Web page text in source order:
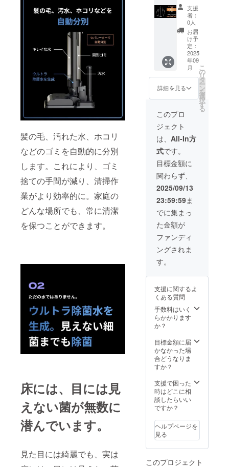
髪の毛、汚れた水、ホコリ
などのゴミを自動的に分別
します。これにより、ゴミ
捨ての手間が減り、清掃作
業がより効率的に。家庭の
どんな場所でも、常に清潔
を保つことができます。
床には、目には見
えない菌が無数に
潜んでいます。
見た目には綺麗でも、実は
書発行
事業者
登録番
号の記
載のあ
るイン
ボイス
が必要
な場合
メッ
セージ
行者に
直接お
問合せ
くださ
燥1個、
隙間ノ
ズル1
個、
2in1ブ
ラシ1
個、お
手入れ
ブラシ1
本、電
源アダ
プター1
格請求
事業者
登録番
号：あ
り （適
格請求
書発行
事業者
登録番
載のあ
るイン
ボイス
が必要
な場合
は、
メッ
行者に
直接お
問合せ
くださ
い）
5in1掃
除機ス
ペシャ
ルセッ
【セッ
ト内
容】 ・
ブラッ
クホー
ル掃除
体） ・
付属品
（5点）
収納充
電スタ
ンド兼
自動乾
燥1個、
隙間ノ
ズル1
個、
2in1ブ
ラシ1
個、お
手入れ
ブラシ1
本、電
源アダ
ペシャ
ルセッ
ト】 ・
掃除機
ユニッ
ト（延
引ヘッ
ド）１
セット
ヘッド
（UV除
菌ラン
プ付
セット
●適格請
求書発
行事業
番号：
ホール
X1掃除
機スペ
シャル
セット
×1／
SOUYI
《34,40
0円もお
得！》
総額：
80,000
円 →
45,600
円
（43%
OFF）
【内
容】 ●
商品名
5in1掃
除機ス
ペシャ
ルセッ
ト
【セッ
ト内
容】 ・
ブラッ
クホー
ル掃除
体） ・
（5点）
収納充
電スタ
ンド兼
自動乾
隙間ノ
ズル1
個、
2in1ブ
個、お
手入れ
ブラシ1
本、電
プター1
個 【ス
ペシャ
ルセッ
掃除機
支援
者：
0人
お届
け予
定：
2025
年09
月
詳細を見る
こ
の
リ
タ
ー
ン
を
選
択
す
る
このプロ
ジェクト
は、 All-In方
式です。
目標金額に
関わらず、
2025/09/13
23:59:59ま
でに集まっ
た金額が
ファンディ
ングされま
す。
支援に関するよ
くある質問
手数料はいく
らかかります
か？
目標金額に届
かなかった場
合どうなりま
すか？
支援で困った
時はどこに相
談したらいい
ですか？
ヘルプページを
見る
このプロジェクト